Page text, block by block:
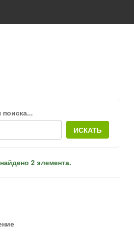
поиска...
ИСКАТЬ
2 элемента.